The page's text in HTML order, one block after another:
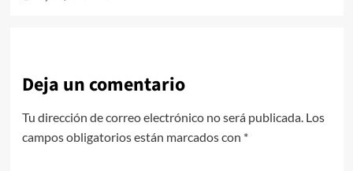
Deja un comentario
Tu dirección de correo electrónico no será publicada. Los
campos obligatorios están marcados con *